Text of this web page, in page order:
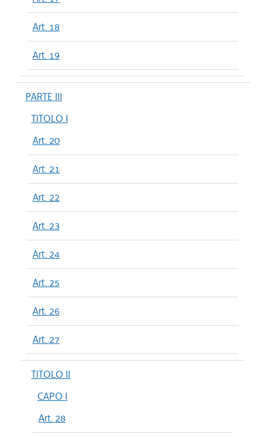
Art. 18
Art. 19
PARTE III
TITOLO I
Art. 20
Art. 21
Art. 22
Art. 23
Art. 24
Art. 25
Art. 26
Art. 27
TITOLO II
CAPO I
Art. 28